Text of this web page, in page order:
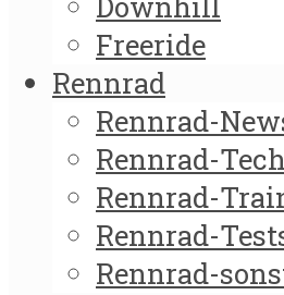
Freeride
Rennrad
Rennrad-
Rennrad-
Rennrad-
Rennrad-
Rennrad-